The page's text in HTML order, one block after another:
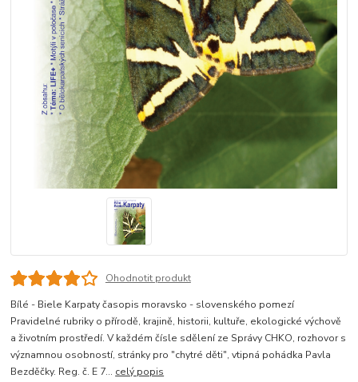
Ohodnotit produkt
Bílé - Biele Karpaty časopis moravsko - slovenského pomezí
Pravidelné rubriky o přírodě, krajině, historii, kultuře, ekologické výchově
a životním prostředí. V každém čísle sdělení ze Správy CHKO, rozhovor s
významnou osobností, stránky pro "chytré děti", vtipná pohádka Pavla
Bezděčky. Reg. č. E 7... celý popis